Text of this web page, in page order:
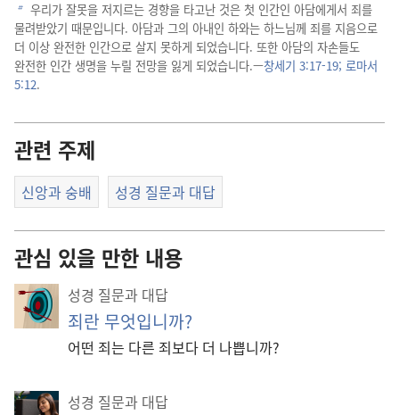
b 우리가 잘못을 저지르는 경향을 타고난 것은 첫 인간인 아담에게서 죄를
물려받았기 때문입니다. 아담과 그의 아내인 하와는 하느님께 죄를 지음으로
더 이상 완전한 인간으로 살지 못하게 되었습니다. 또한 아담의 자손들도
완전한 인간 생명을 누릴 전망을 잃게 되었습니다.—창세기 3:17-19; 로마서
5:12.
관련 주제
신앙과 숭배 성경 질문과 대답
관심 있을 만한 내용
성경 질문과 대답
죄란 무엇입니까?
어떤 죄는 다른 죄보다 더 나쁩니까?
성경 질문과 대답